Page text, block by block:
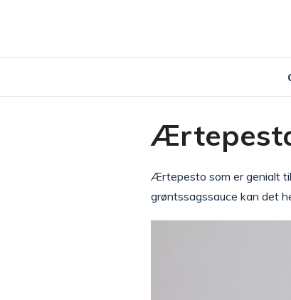
Ærtepesto som er genialt
grøntssagssauce kan det